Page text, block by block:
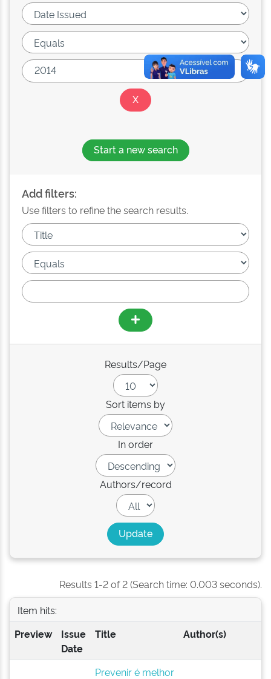
Start a new search
Add filters:
Use filters to refine the search results.
Results/Page
Sort items by
In order
Authors/record
Results 1-2 of 2 (Search time: 0.003 seconds).
Item hits:
Preview
Issue
Date
Title Author(s)
Prevenir é melhor